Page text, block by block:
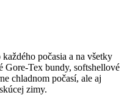
počasia a na všetky
Gore-Tex bundy, softshellové
chladnom počasí, ale aj
zimy.